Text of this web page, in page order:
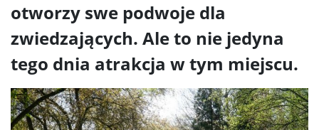
otworzy swe podwoje dla
zwiedzających. Ale to nie jedyna
tego dnia atrakcja w tym miejscu.